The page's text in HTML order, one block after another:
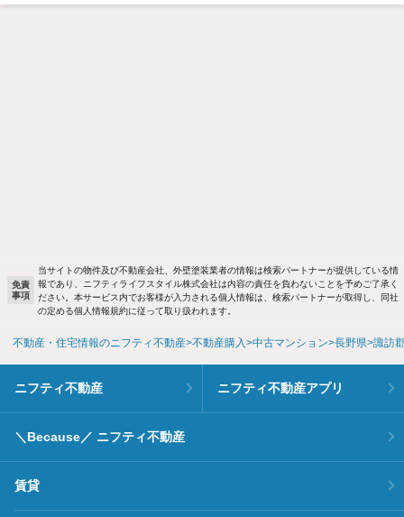
免責
事項
当サイトの物件及び不動産会社、外壁塗装業者の情報は検索パートナーが提供している情
報であり、ニフティライフスタイル株式会社は内容の責任を負わないことを予めご了承く
ださい。本サービス内でお客様が入力される個人情報は、検索パートナーが取得し、同社
の定める個人情報規約に従って取り扱われます。
不動産・住宅情報のニフティ不動産 不動産購入 中古マンション 長野県 諏訪
ニフティ不動産 ニフティ不動産アプリ
＼Because／ ニフティ不動産
賃貸